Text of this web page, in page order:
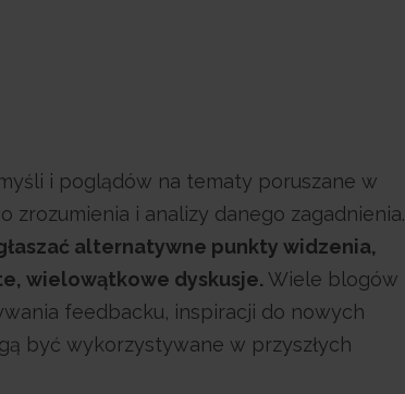
i poglądów na tematy poruszane w
zrozumienia i analizy danego zagadnienia.
alternatywne punkty widzenia,
wielowątkowe dyskusje. Wiele blogów
feedbacku, inspiracji do nowych
być wykorzystywane w przyszłych